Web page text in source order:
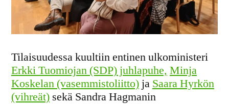
Tilaisuudessa kuultiin entinen ulkoministeri
Erkki Tuomiojan (SDP) juhlapuhe, Minja
Koskelan (vasemmistoliitto) ja Saara Hyrkön
(vihreät) sekä Sandra Hagmanin